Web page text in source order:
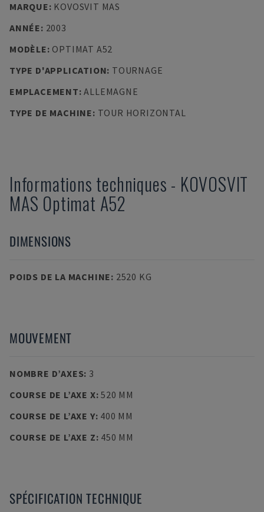
MARQUE: KOVOSVIT MAS
ANNÉE: 2003
MODÈLE: OPTIMAT A52
TYPE D'APPLICATION: TOURNAGE
EMPLACEMENT:ALLEMAGNE
TYPE DE MACHINE: TOUR HORIZONTAL
Informations techniques - KOVOSVIT
MAS Optimat A52
DIMENSIONS
POIDS DE LA MACHINE: 2520 KG
MOUVEMENT
NOMBRE D’AXES: 3
COURSE DE L’AXE X:520 MM
COURSE DE L’AXE Y: 400 MM
COURSE DE L’AXE Z: 450 MM
SPÉCIFICATION TECHNIQUE